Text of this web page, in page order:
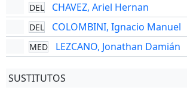
DEL CHAVEZ, Ariel Hernan
DEL COLOMBINI, Ignacio Manuel
MED LEZCANO, Jonathan Damián
SUSTITUTOS